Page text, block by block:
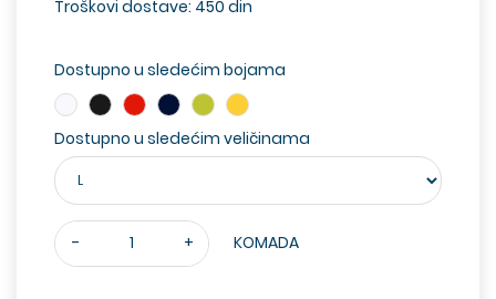
Troškovi dostave: 450 din
Dostupno u sledećim bojama
Dostupno u sledećim veličinama
- + KOMADA